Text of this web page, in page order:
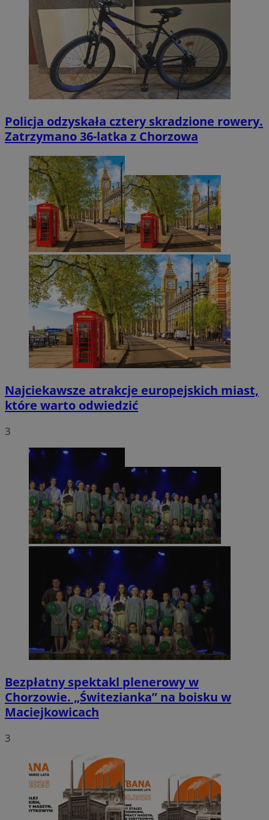
Policja odzyskała cztery skradzione rowery.
Zatrzymano 36-latka z Chorzowa
Najciekawsze atrakcje europejskich miast,
które warto odwiedzić
3
Bezpłatny spektakl plenerowy w
Chorzowie. „Świtezianka” na boisku w
Maciejkowicach
3